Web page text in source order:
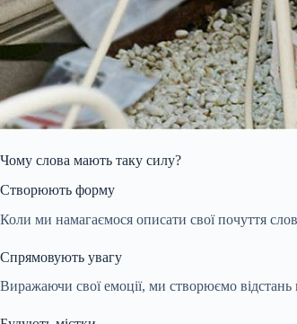
Чому слова мають таку силу?
Створюють форму
Коли ми намагаємося описати свої почуття
Спрямовують увагу
Виражаючи свої емоції, ми створюємо